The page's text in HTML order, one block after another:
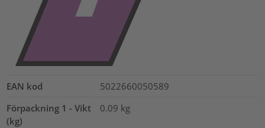
EAN kod
5022660050589
Förpackning 1 - Vikt
(kg)
0.09 kg